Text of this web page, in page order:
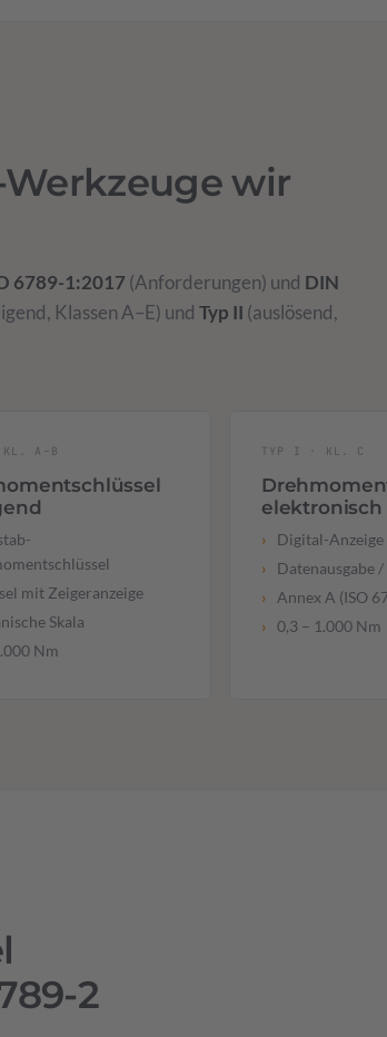
wir
6789-1:2017 (Anforderungen) und DIN
Klassen A–E) und Typ II (auslösend,
A–B
mit Zeigeranzeige
Skala
Nm
TYP I · KL. C
elektronisch
Digital-
Datenausgabe
Annex A (ISO
0,3 – 1.000 Nm
2